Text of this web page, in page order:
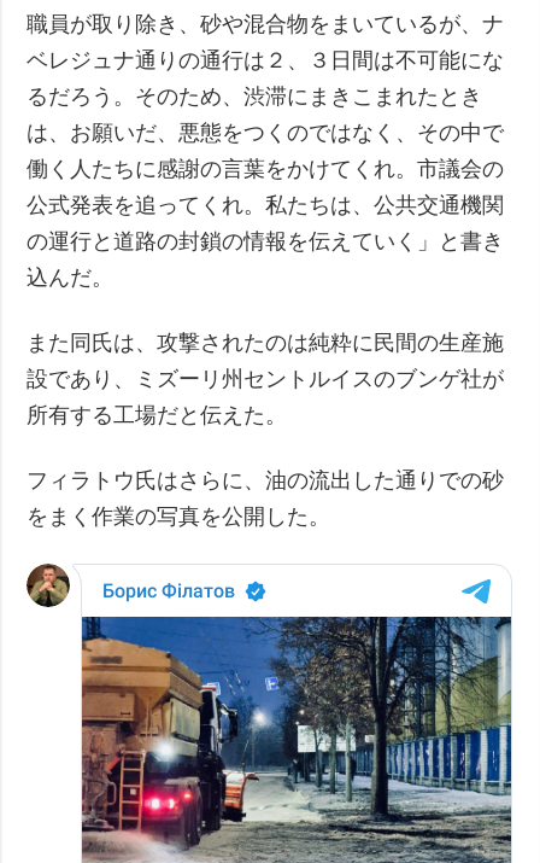
職員が取り除き、砂や混合物をまいているが、ナ
ベレジュナ通りの通行は２、３日間は不可能にな
るだろう。そのため、渋滞にまきこまれたとき
は、お願いだ、悪態をつくのではなく、その中で
働く人たちに感謝の言葉をかけてくれ。市議会の
公式発表を追ってくれ。私たちは、公共交通機関
の運行と道路の封鎖の情報を伝えていく」と書き
込んだ。
また同氏は、攻撃されたのは純粋に民間の生産施
設であり、ミズーリ州セントルイスのブンゲ社が
所有する工場だと伝えた。
フィラトウ氏はさらに、油の流出した通りでの砂
をまく作業の写真を公開した。